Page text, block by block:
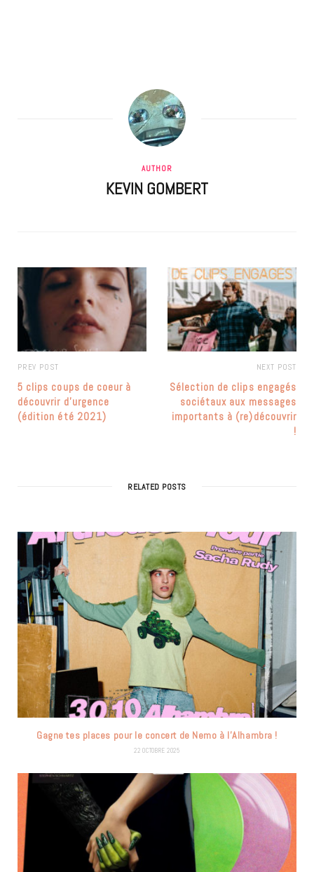
AUTHOR
KEVIN GOMBERT
PREV POST
5 clips coups de coeur à
découvrir d’urgence
(édition été 2021)
NEXT POST
Sélection de clips engagés
sociétaux aux messages
importants à (re)découvrir
!
RELATED POSTS
Gagne tes places pour le concert de Nemo à l’Alhambra !
22 OCTOBRE 2025